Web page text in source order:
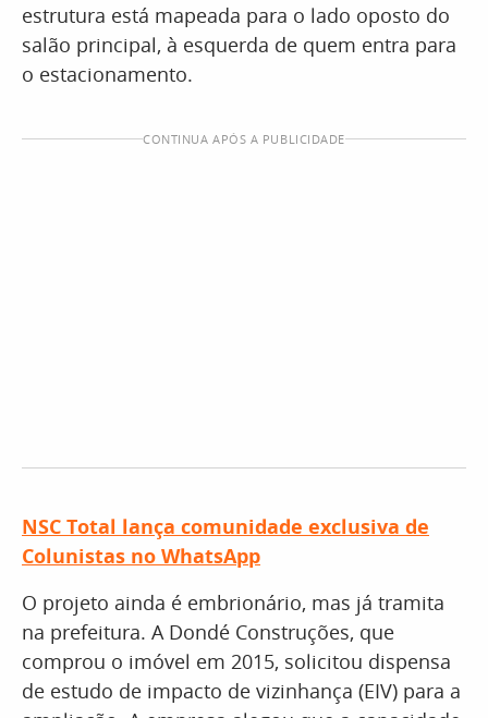
estrutura está mapeada para o lado oposto do
salão principal, à esquerda de quem entra para
o estacionamento.
CONTINUA APÓS A PUBLICIDADE
NSC Total lança comunidade exclusiva de
Colunistas no WhatsApp
O projeto ainda é embrionário, mas já tramita
na prefeitura. A Dondé Construções, que
comprou o imóvel em 2015, solicitou dispensa
de estudo de impacto de vizinhança (EIV) para a